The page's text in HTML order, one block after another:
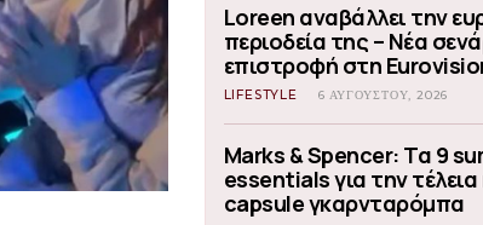
Loreen αναβάλλει την
περιοδεία της – Νέα
επιστροφή στη
LIFESTYLE 6 ΑΥΓΟΎΣΤΟΥ, 2026
Marks & Spencer: Τα 9
essentials για την τέλεια
capsule γκαρνταρόμπα